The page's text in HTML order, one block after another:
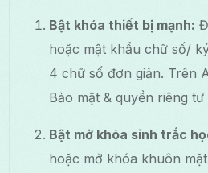
Bật khóa thiết bị mạnh:
hoặc mật khẩu chữ số/
4 chữ số đơn giản. Trên
Bảo mật & quyền riêng
Bật mở khóa sinh trắc
hoặc mở khóa khuôn